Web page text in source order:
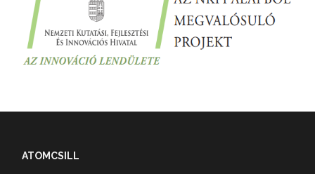
ATOMCSILL